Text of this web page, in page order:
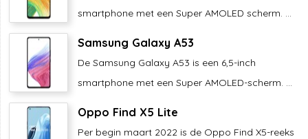
smartphone met een Super AMOLED scherm. ...
Samsung Galaxy A53
De Samsung Galaxy A53 is een 6,5-inch
smartphone met een Super AMOLED-scherm. ...
Oppo Find X5 Lite
Per begin maart 2022 is de Oppo Find X5-reeks